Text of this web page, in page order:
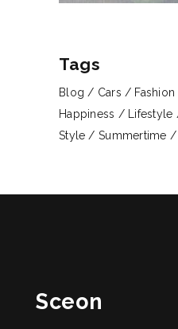
Tags
Blog Cars Fashion
Happiness
Lifestyle
Style
Summertime
Sceon